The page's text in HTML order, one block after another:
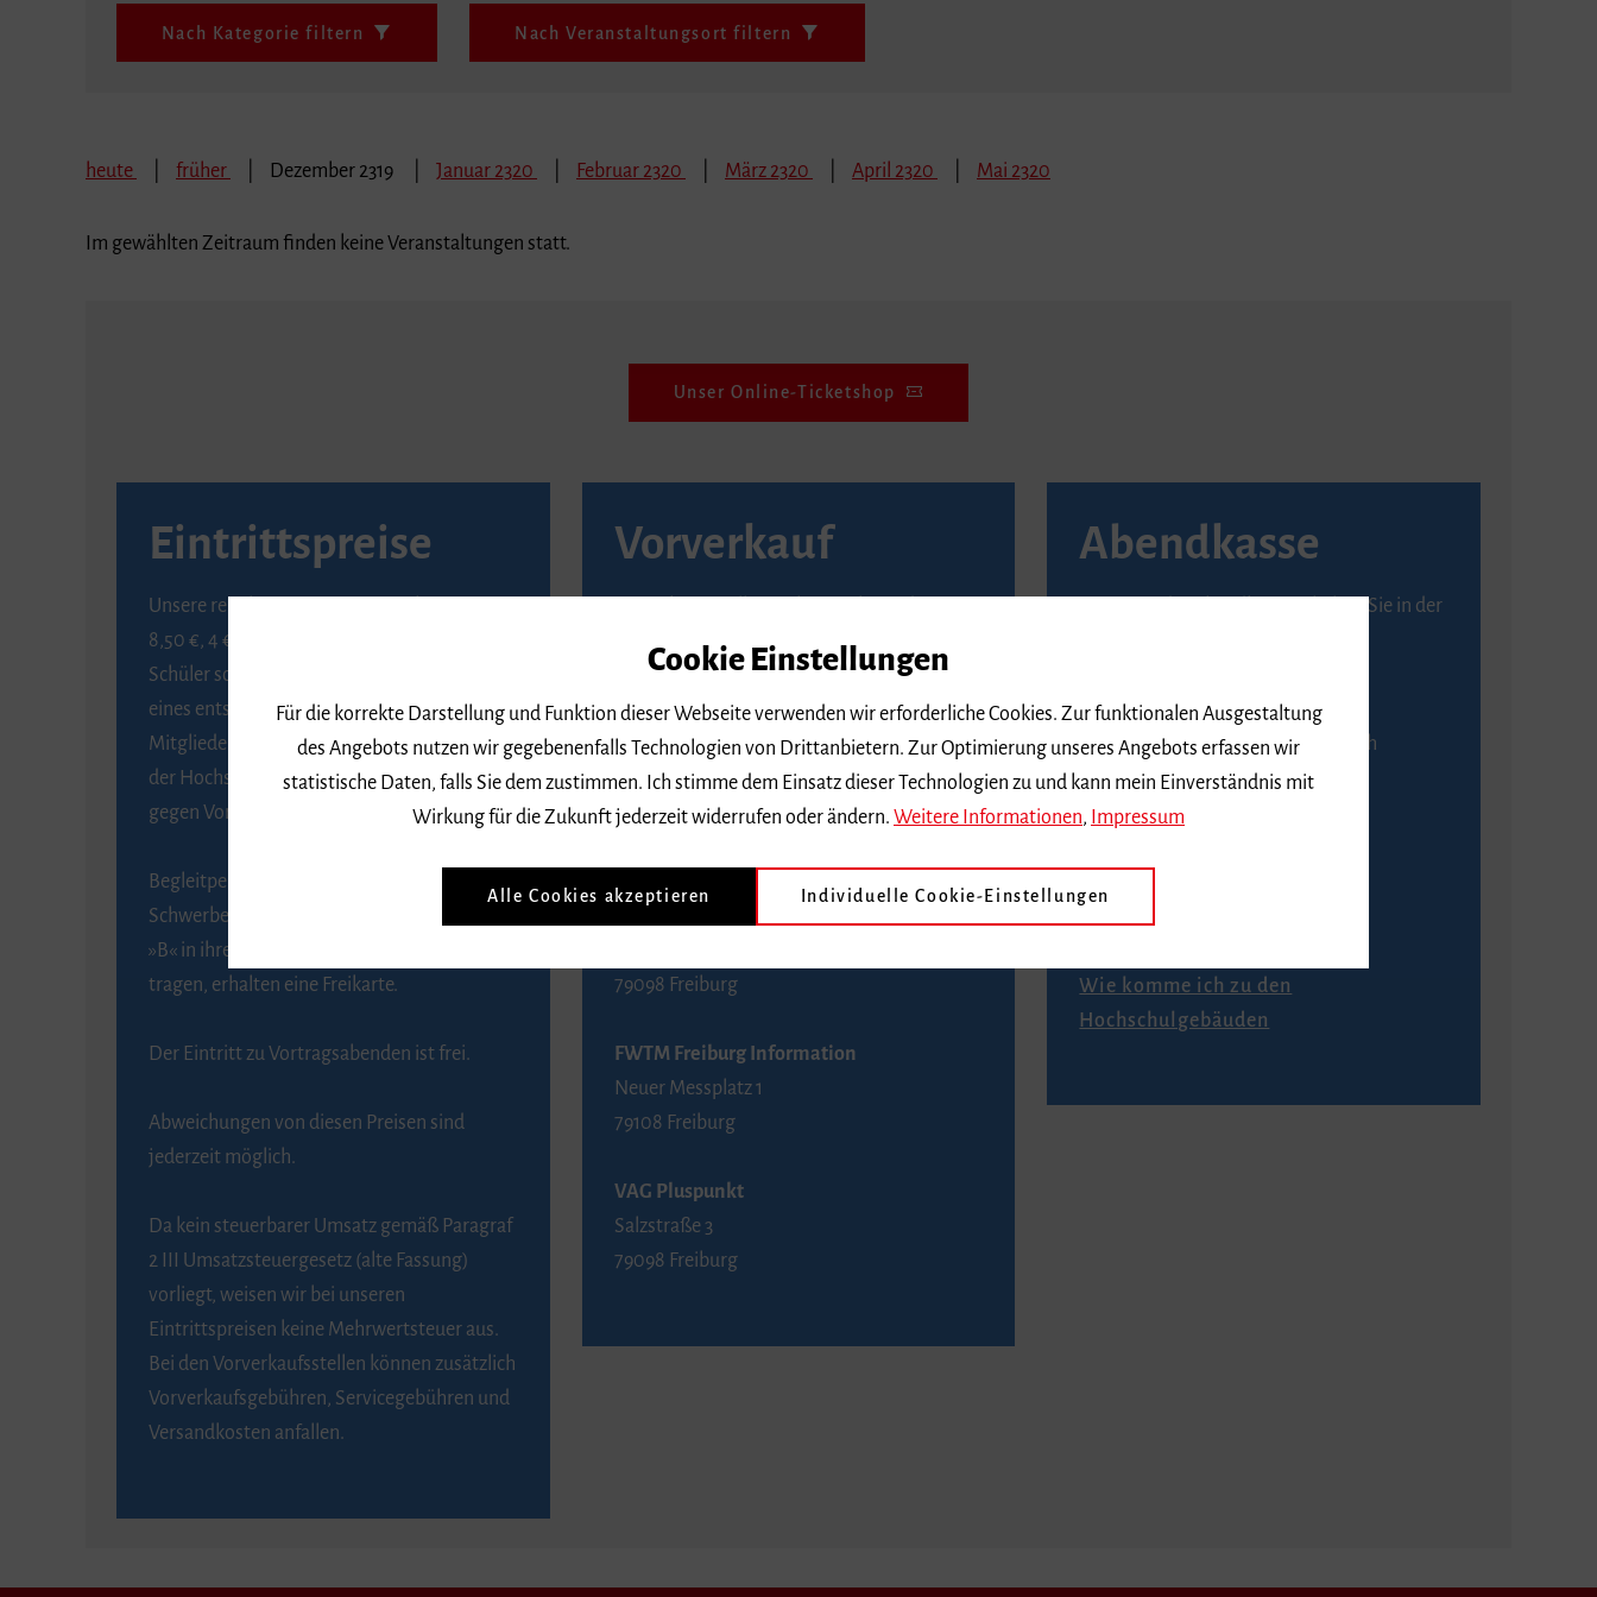
Nach Kategorie filtern Nach Veranstaltungsort filtern
heute früher Dezember 2319 Januar 2320 Februar 2320 März 2320 April 2320 Mai 2320
Im gewählten Zeitraum finden keine Veranstaltungen statt.
Unser Online-Ticketshop
Eintrittspreise
Unsere regulären Eintrittspreise betragen
8,50 €, 4 € ermäßigt für Schülerinnen und
Schüler sowie Studierende gegen Vorlage
eines entsprechenden Nachweises, 6 € für
Mitglieder der Gesellschaft zur Förderung
der Hochschule für Musik Freiburg e. V.
gegen Vorlage des Mitgliedsausweises.
Begleitpersonen von Menschen mit
Schwerbehinderung, die das Merkzeichen
»B« in ihrem Schwerbehindertenausweis
tragen, erhalten eine Freikarte.
Der Eintritt zu Vortragsabenden ist frei.
Abweichungen von diesen Preisen sind
jederzeit möglich.
Da kein steuerbarer Umsatz gemäß Paragraf
2 III Umsatzsteuergesetz (alte Fassung)
vorliegt, weisen wir bei unseren
Eintrittspreisen keine Mehrwertsteuer aus.
Bei den Vorverkaufsstellen können zusätzlich
Vorverkaufsgebühren, Servicegebühren und
Versandkosten anfallen.
Vorverkauf
Seite von Reservix.
BZ-Kartenservice Freiburg
Kaiser-Joseph-Straße 229
79098 Freiburg
Telefon 0761 4968888 (Reservierungen sind
79098 Freiburg
FWTM Freiburg Information
Neuer Messplatz 1
79108 Freiburg
VAG Pluspunkt
Salzstraße 3
79098 Freiburg
Abendkasse
Karten an der Abendkasse erhalten Sie in der
An der Abendkasse ist ausschließlich
Barzahlung möglich.
Anfahrt
Wie komme ich zu den
Hochschulgebäuden
Cookie Einstellungen
Für die korrekte Darstellung und Funktion dieser Webseite verwenden wir erforderliche Cookies. Zur funktionalen Ausgestaltung
des Angebots nutzen wir gegebenenfalls Technologien von Drittanbietern. Zur Optimierung unseres Angebots erfassen wir
statistische Daten, falls Sie dem zustimmen. Ich stimme dem Einsatz dieser Technologien zu und kann mein Einverständnis mit
Wirkung für die Zukunft jederzeit widerrufen oder ändern. Weitere Informationen, Impressum
Alle Cookies akzeptieren Individuelle Cookie-Einstellungen